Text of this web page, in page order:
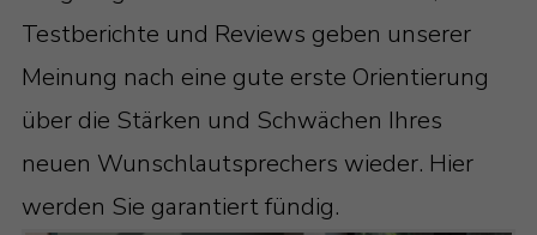
Erstens harmonisiert der Uniform
Dispersion Waveguide das
Abstrahlverhalten des Hochtöners und
Nun, umso höher eine Frequenz ist, die
ein Lautsprecherchassis abstrahlen soll,
Gehäuses ab. Ein subtiler, aber cleverer
Trick, um den Lautsprechern optisch
noch mehr Tiefe zu verleihen.
Testberichte und Reviews geben unserer
Meinung nach eine gute erste Orientierung
über die Stärken und Schwächen Ihres
neuen Wunschlautsprechers wieder. Hier
werden Sie garantiert fündig.